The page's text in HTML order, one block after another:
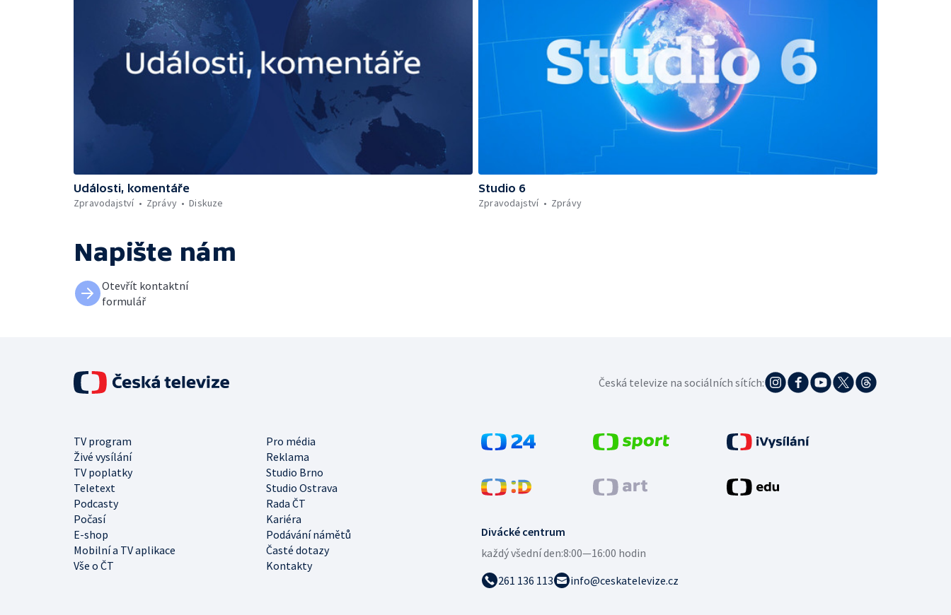
Události, komentáře
Zpravodajství
Zprávy Diskuze
Studio 6
Zpravodajství
Zprávy
Napište nám
Otevřít kontaktní
formulář
Divácké centrum
každý všední den:8:00—16:00 hodin
261 136 113
info@ceskatelevize.cz
TV program
Pro média
Živé vysílání
Reklama
TV poplatky
Studio Brno
Teletext
Studio Ostrava
Podcasty
Rada ČT
Počasí
Kariéra
E-shop
Podávání námětů
Mobilní a TV aplikace
Časté dotazy
Vše o ČT
Kontakty
Česká televize na sociálních sítích: